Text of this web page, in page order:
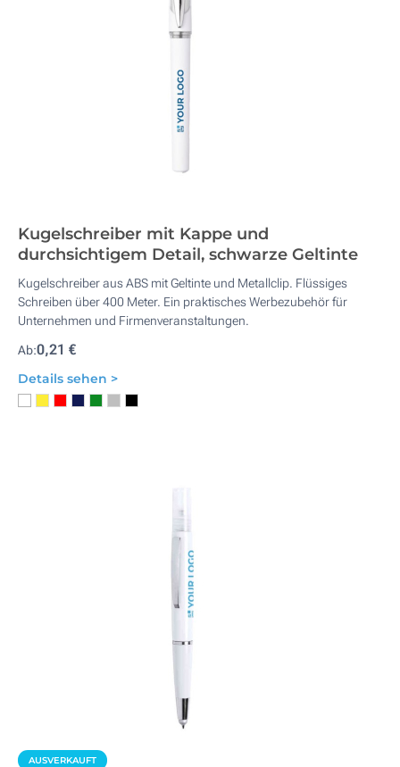
Kugelschreiber mit Kappe und
durchsichtigem Detail, schwarze Geltinte
Kugelschreiber aus ABS mit Geltinte und Metallclip. Flüssiges
Schreiben über 400 Meter. Ein praktisches Werbezubehör für
Unternehmen und Firmenveranstaltungen.
Ab:0,21 €
Details sehen >
AUSVERKAUFT